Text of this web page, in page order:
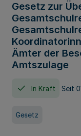
Gesetz zur
Ämter der
Amtszulage
In Kraft Seit
Gesetz